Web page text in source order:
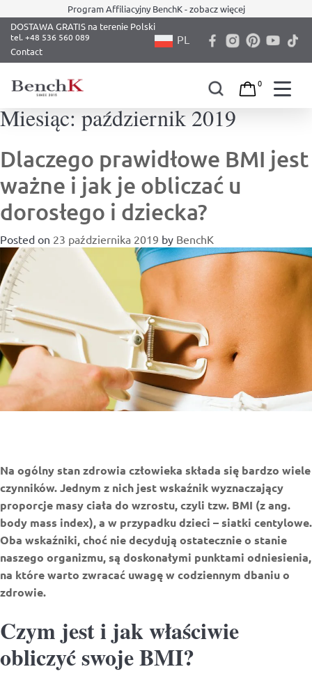
Skip
to
Program Affiliacyjny BenchK - zobacz więcej
DOSTAWA GRATIS na terenie Polski
Contact
PL
0
Miesiąc: październik 2019
Dlaczego prawidłowe BMI jest
ważne i jak je obliczać u
dorosłego i dziecka?
Posted on 23 października 2019 by BenchK
Na ogólny stan zdrowia człowieka składa się bardzo wiele
czynników. Jednym z nich jest wskaźnik wyznaczający
proporcje masy ciała do wzrostu, czyli tzw. BMI (z ang.
body mass index), a w przypadku dzieci – siatki centylowe.
Oba wskaźniki, choć nie decydują ostatecznie o stanie
naszego organizmu, są doskonałymi punktami odniesienia,
na które warto zwracać uwagę w codziennym dbaniu o
zdrowie.
Czym jest i jak właściwie
obliczyć swoje BMI?